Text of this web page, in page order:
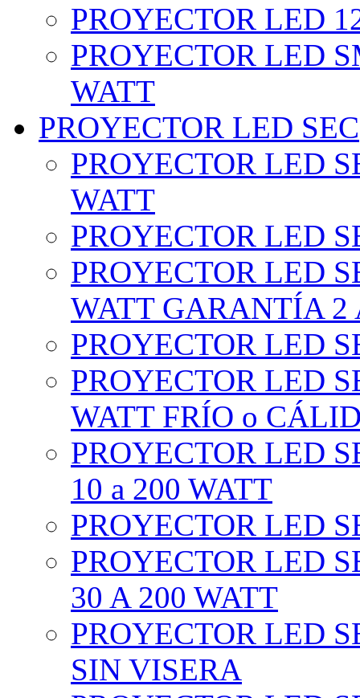
PROYECTOR LED
PROYECTOR LED
WATT
PROYECTOR LED SEC
PROYECTOR LED
WATT
PROYECTOR LED
PROYECTOR LED
WATT GARANTÍA 2
PROYECTOR LED
PROYECTOR LED
WATT FRÍO o
PROYECTOR LED
10 a 200 WATT
PROYECTOR LED
PROYECTOR LED
30 A 200 WATT
PROYECTOR LED
SIN VISERA